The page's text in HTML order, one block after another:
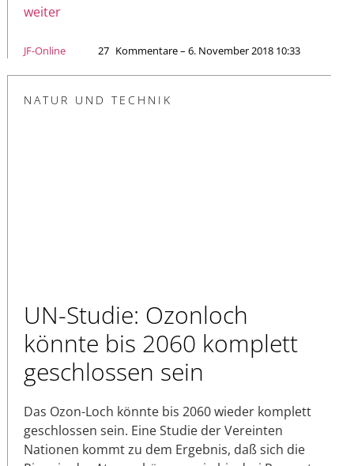
weiter
JF-Online 27 Kommentare – 6. November 2018 10:33
NATUR UND TECHNIK
UN-Studie: Ozonloch
könnte bis 2060 komplett
geschlossen sein
Das Ozon-Loch könnte bis 2060 wieder komplett
geschlossen sein. Eine Studie der Vereinten
Nationen kommt zu dem Ergebnis, daß sich die